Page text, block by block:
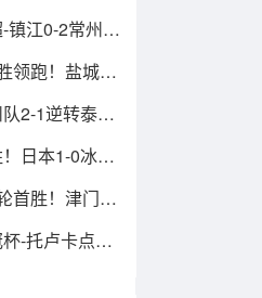
镇江0-2常州吞
领跑！盐城队
2-1逆转泰州
日本1-0冰岛
首胜！津门虎
-托卢卡点球